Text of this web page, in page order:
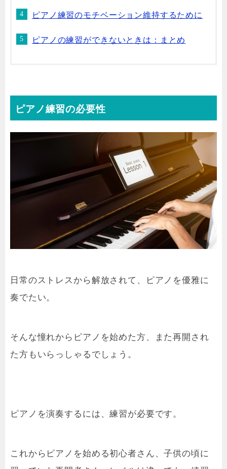
ピアノ練習のモチベーション維持するために
ピアノの練習ができないときは：まとめ
ピアノ練習の必要性
日常のストレスから解放されて、ピアノを優雅に
奏でたい。
そんな憧れからピアノ を始めた方、また再開され
た方もいらっしゃるでしょう。
ピアノを演奏するには、練習が必要です。
これからピアノを始める初心者さん、子供の頃に